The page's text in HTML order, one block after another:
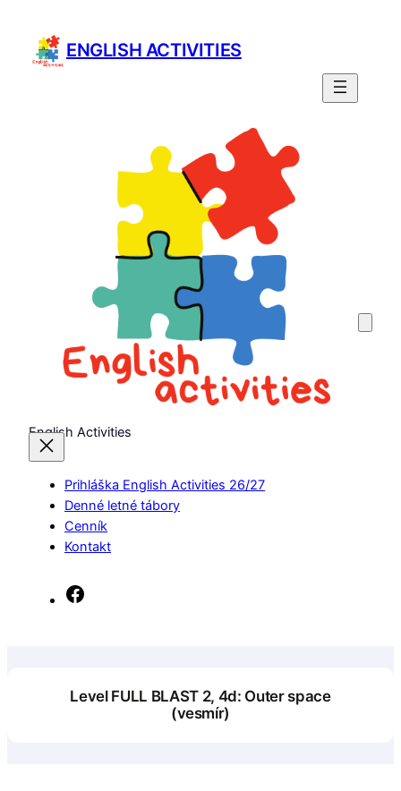
obsah
ENGLISH ACTIVITIES
English Activities
Prihláška English Activities 26/27
Denné letné tábory
Cenník
Kontakt
Level FULL BLAST 2, 4d: Outer space
(vesmír)